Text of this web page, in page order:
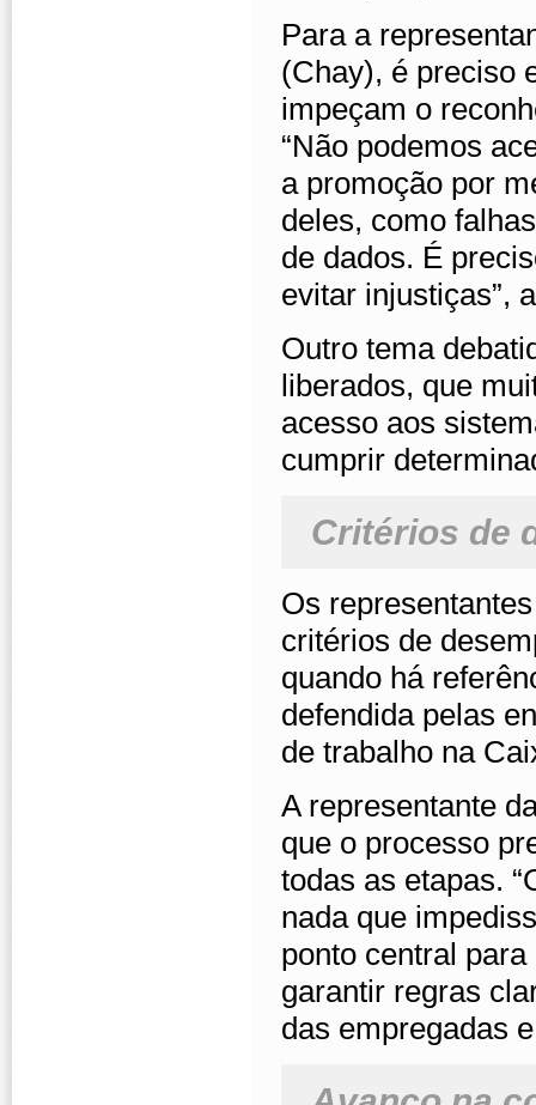
Para a
(Chay), é preciso
impeçam o
“Não podemos
a promoção por
deles, como
de dados. É
evitar injustiças”,
Outro tema
liberados, que
acesso aos
cumprir
Critérios de
Os
critérios de
quando há
defendida pelas
de trabalho na
A representante
que o processo
todas as etapas.
nada que
ponto central
garantir regras
das empregadas